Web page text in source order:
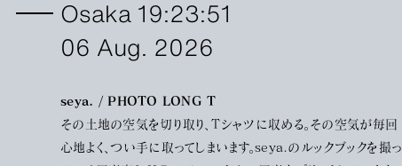
Osaka 19:23:51
06 Aug. 2026
seya. / PHOTO LONG T
その土地の空気を切り取り、Tシャツに収める。その空気が毎回
心地よく、つい手に取ってしまいます。seya.のルックブックを撮っ